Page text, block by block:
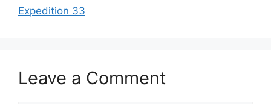
Expedition 33
Leave a Comment